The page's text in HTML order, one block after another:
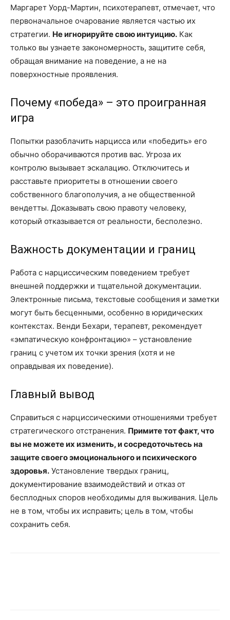
Маргарет Уорд-Мартин, психотерапевт, отмечает, что
первоначальное очарование является частью их
стратегии. Не игнорируйте свою интуицию. Как
только вы узнаете закономерность, защитите себя,
обращая внимание на поведение, а не на
поверхностные проявления.
Почему «победа» – это проигранная
игра
Попытки разоблачить нарцисса или «победить» его
обычно оборачиваются против вас. Угроза их
контролю вызывает эскалацию. Отключитесь и
расставьте приоритеты в отношении своего
собственного благополучия, а не общественной
вендетты. Доказывать свою правоту человеку,
который отказывается от реальности, бесполезно.
Важность документации и границ
Работа с нарциссическим поведением требует
внешней поддержки и тщательной документации.
Электронные письма, текстовые сообщения и заметки
могут быть бесценными, особенно в юридических
контекстах. Венди Бехари, терапевт, рекомендует
«эмпатическую конфронтацию» – установление
границ с учетом их точки зрения (хотя и не
оправдывая их поведение).
Главный вывод
Справиться с нарциссическими отношениями требует
стратегического отстранения. Примите тот факт, что
вы не можете их изменить, и сосредоточьтесь на
защите своего эмоционального и психического
здоровья. Установление твердых границ,
документирование взаимодействий и отказ от
бесплодных споров необходимы для выживания. Цель
не в том, чтобы их исправить; цель в том, чтобы
сохранить себя.